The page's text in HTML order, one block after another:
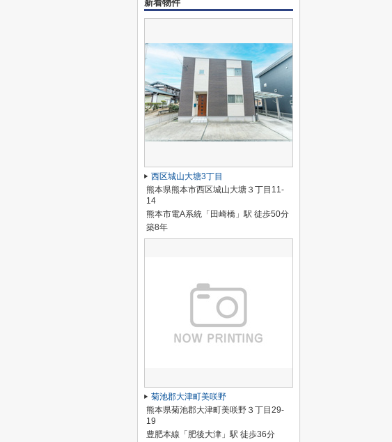
新着物件
西区城山大塘3丁目
熊本県熊本市西区城山大塘３丁目11-
14
熊本市電A系統「田崎橋」駅 徒歩50分
築8年
菊池郡大津町美咲野
熊本県菊池郡大津町美咲野３丁目29-
19
豊肥本線「肥後大津」駅 徒歩36分